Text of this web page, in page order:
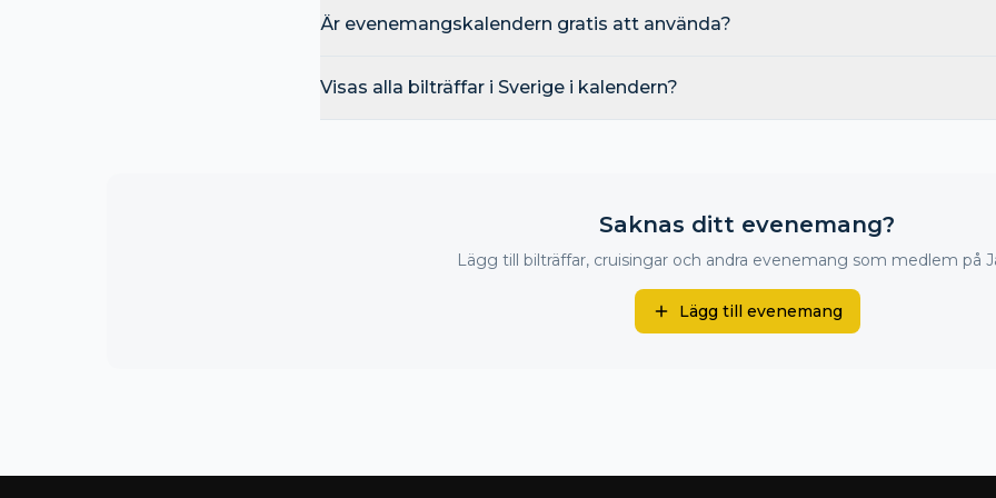
Är evenemangskalendern gratis att använda?
Visas alla bilträffar i Sverige i kalendern?
Saknas ditt evenemang?
Lägg till bilträffar, cruisingar och andra evenemang som medlem på
Lägg till evenemang